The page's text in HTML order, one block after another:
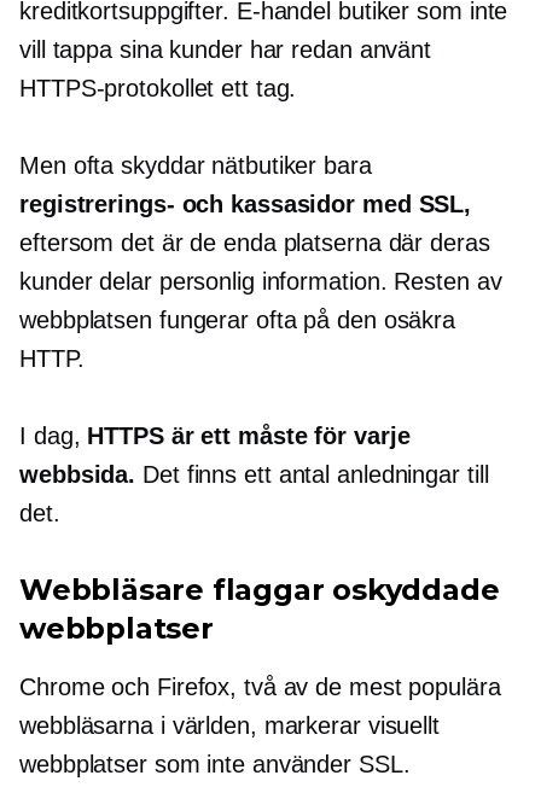
kreditkortsuppgifter. E-handel butiker som inte
vill tappa sina kunder har redan använt
HTTPS-protokollet ett tag.
Men ofta skyddar nätbutiker bara
registrerings- och kassasidor med SSL,
eftersom det är de enda platserna där deras
kunder delar personlig information. Resten av
webbplatsen fungerar ofta på den osäkra
HTTP.
I dag, HTTPS är ett måste för varje
webbsida. Det finns ett antal anledningar till
det.
Webbläsare flaggar oskyddade
webbplatser
Chrome och Firefox, två av de mest populära
webbläsarna i världen, markerar visuellt
webbplatser som inte använder SSL.